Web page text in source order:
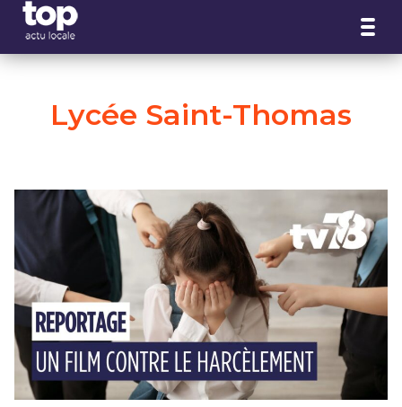
Lycée Saint-Thomas
Panneau de gestion des cookies